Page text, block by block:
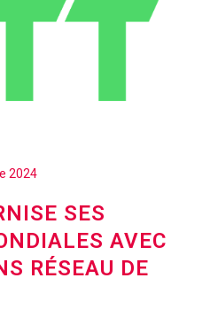
2024
SES
AVEC
RÉSEAU DE